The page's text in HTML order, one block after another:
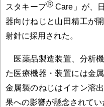
スタキープⓇ Care」が、
器向けねじと山田精工が
射針に採用された。
医薬品製造装置、分析
た医療機器・装置には金
金属製のねじはイオン溶
果への影響が懸念されてい